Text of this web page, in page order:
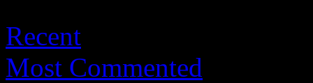
Recent
Most Commented